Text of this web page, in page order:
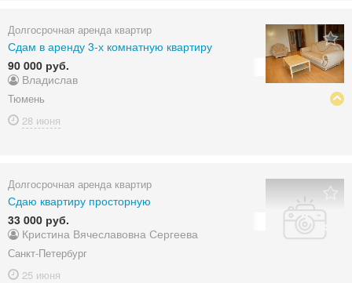
Долгосрочная аренда квартир
Сдам в аренду 3-х комнатную квартиру
90 000 руб.
Владислав
Тюмень
28 июня
Долгосрочная аренда квартир
Сдаю квартиру просторную
33 000 руб.
Кристина Вячеславовна Сергеева
Санкт-Петербург
25 июня